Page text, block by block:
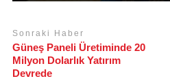
Sonraki Haber
Güneş Paneli Üretiminde 20
Milyon Dolarlık Yatırım
Devrede